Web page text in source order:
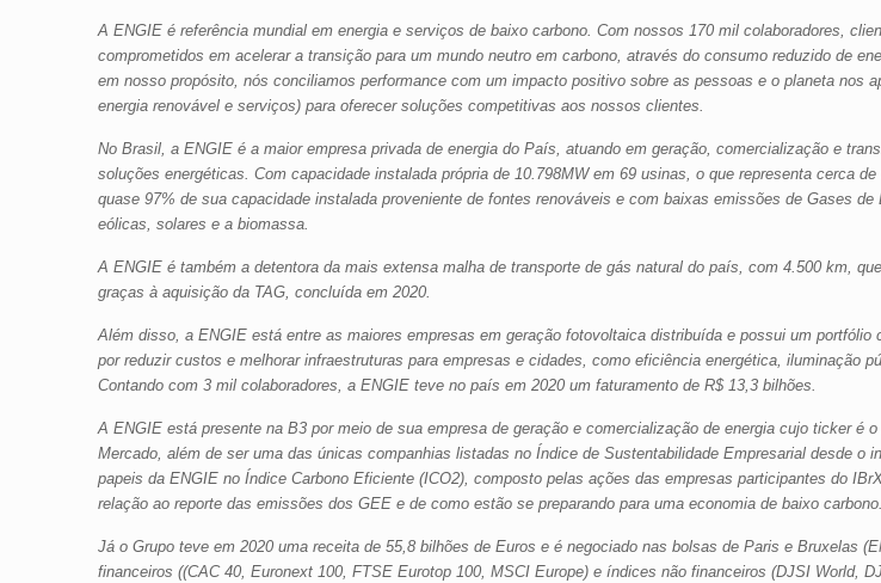
A ENGIE é referência mundial em energia e serviços de baixo carbono. Com nossos 170 mil colaboradores,
comprometidos em acelerar a transição para um mundo neutro em carbono, através do consumo reduzido de
em nosso propósito, nós conciliamos performance com um impacto positivo sobre as pessoas e o planeta nos
energia renovável e serviços) para oferecer soluções competitivas aos nossos clientes.
No Brasil, a ENGIE é a maior empresa privada de energia do País, atuando em geração, comercialização e
soluções energéticas. Com capacidade instalada própria de 10.798MW em 69 usinas, o que representa cerca
quase 97% de sua capacidade instalada proveniente de fontes renováveis e com baixas emissões de Gases
eólicas, solares e a biomassa.
A ENGIE é também a detentora da mais extensa malha de transporte de gás natural do país, com 4.500 km,
graças à aquisição da TAG, concluída em 2020.
Além disso, a ENGIE está entre as maiores empresas em geração fotovoltaica distribuída e possui um portfólio
por reduzir custos e melhorar infraestruturas para empresas e cidades, como eficiência energética, iluminação
Contando com 3 mil colaboradores, a ENGIE teve no país em 2020 um faturamento de R$ 13,3 bilhões.
A ENGIE está presente na B3 por meio de sua empresa de geração e comercialização de energia cujo ticker é
Mercado, além de ser uma das únicas companhias listadas no Índice de Sustentabilidade Empresarial desde o
papeis da ENGIE no Índice Carbono Eficiente (ICO2), composto pelas ações das empresas participantes do
relação ao reporte das emissões dos GEE e de como estão se preparando para uma economia de baixo carbono.
Já o Grupo teve em 2020 uma receita de 55,8 bilhões de Euros e é negociado nas bolsas de Paris e Bruxelas
financeiros ((CAC 40, Euronext 100, FTSE Eurotop 100, MSCI Europe) e índices não financeiros (DJSI World,